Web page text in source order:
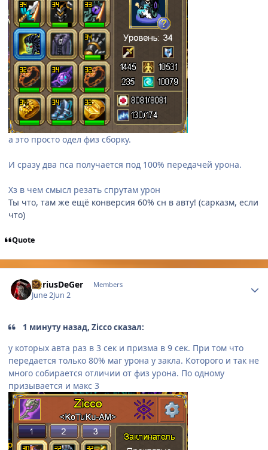
а это просто одел физ сборку.
И сразу два пса получается под 100% передачей урона.
Хз в чем смысл резать спрутам урон
Ты что, там же ещё конверсия 60% сн в авту! (сарказм, если
что)
Quote
DariusDeGer Members
June 2Jun 2
1 минуту назад, Zicco сказал:
у которых авта раз в 3 сек и призма в 9 сек. При том что
передается только 80% маг урона у закла. Которого и так не
много собирается отличии от физ урона. По одному
призывается и макс 3